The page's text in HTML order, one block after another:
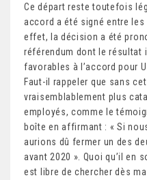
Ce départ reste toutefois
accord a été signé entre
effet, la décision a été
référendum dont le résultat
favorables à l’accord pour
Faut-il rappeler que sans
vraisemblablement plus
employés, comme le
boîte en affirmant : « Si
aurions dû fermer un des
avant 2020 ». Quoi qu’il en
est libre de chercher dès